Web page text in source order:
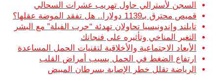
السجن لأسترالي حاول تهريب عشرات السحالي
قميص محترق بـ1139 دولارا.. هل تفقد الموضة عقلها؟
تايلند وإندونيسيا تحاولان تهدئة “حرب الفيلة” مع البشر
التغير المناخي وتأثيره على فنجانك
الأبعاد الاجتماعية والأخلاقية لتقنيات الحمل المساعدة
ارتفاع الضغط في الحمل يسبب أمراض القلب
الرياضة تقلل خطر الإصابة بسرطان المبيض